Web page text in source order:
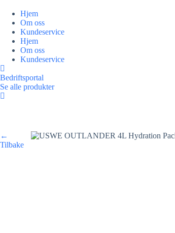
innholdet
Hjem
Om oss
Kundeservice
Hjem
Om oss
Kundeservice
Bedriftsportal
Se alle produkter
←
Tilbake